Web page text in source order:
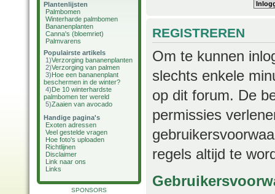
Plantenlijsten
Palmbomen
Winterharde palmbomen
Bananenplanten
Canna's (bloemriet)
Palmvarens
Populairste artikels
1)Verzorging bananenplanten
2)Verzorging van palmen
3)Hoe een bananenplant
beschermen in de winter?
4)De 10 winterhardste
palmbomen ter wereld
5)Zaaien van avocado
Handige pagina's
Exoten adressen
Veel gestelde vragen
Hoe foto's uploaden
Richtlijnen
Disclaimer
Link naar ons
Links
SPONSORS
REGISTREREN
Om te kunnen
slechts enkele
op dit forum. De
permissies
regels altijd te